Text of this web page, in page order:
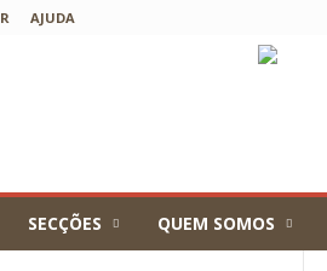
AJUDA
SECÇÕES QUEM SOMOS